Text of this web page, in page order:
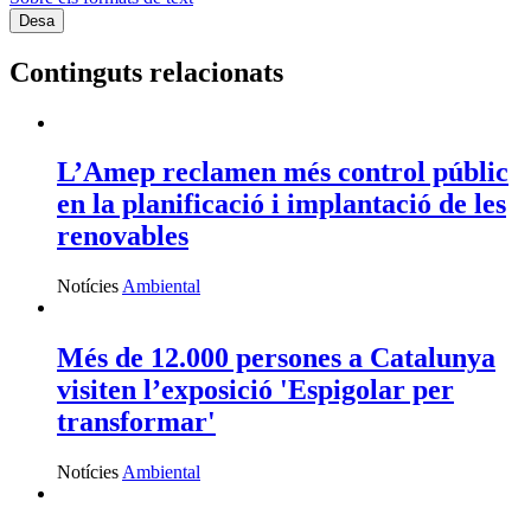
Continguts relacionats
L’Amep reclamen més control públic
en la planificació i implantació de les
renovables
Notícies Ambiental
Més de 12.000 persones a Catalunya
visiten l’exposició 'Espigolar per
transformar'
Notícies Ambiental